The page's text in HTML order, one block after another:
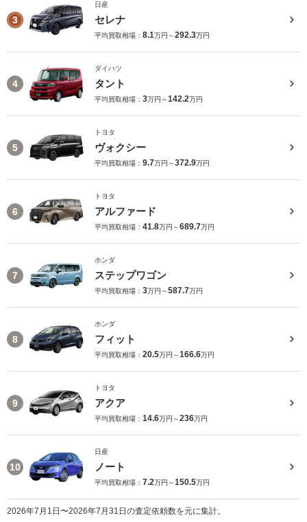
3
日産
セレナ
平均買取相場： 8.1万円～292.3万円
4
ダイハツ
タント
平均買取相場： 3万円～142.2万円
5
トヨタ
ヴォクシー
平均買取相場： 9.7万円～372.9万円
6
トヨタ
アルファード
平均買取相場： 41.8万円～689.7万円
7
ホンダ
ステップワゴン
平均買取相場： 3万円～587.7万円
8
ホンダ
フィット
平均買取相場： 20.5万円～166.6万円
9
トヨタ
アクア
平均買取相場： 14.6万円～236万円
10
日産
ノート
平均買取相場： 7.2万円～150.5万円
2026年7月1日〜2026年7月31日の査定依頼数を元に集計。